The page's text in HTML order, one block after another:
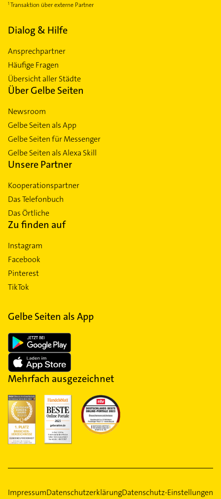
Transaktion über externe Partner
Dialog & Hilfe
Ansprechpartner
Häufige Fragen
Übersicht aller Städte
Über Gelbe Seiten
Newsroom
Gelbe Seiten als App
Gelbe Seiten für Messenger
Gelbe Seiten als Alexa Skill
Unsere Partner
Kooperationspartner
Das Telefonbuch
Das Örtliche
Zu finden auf
Instagram
Facebook
Pinterest
TikTok
Gelbe Seiten als App
Mehrfach ausgezeichnet
ImpressumDatenschutzerklärungDatenschutz-Einstellungen